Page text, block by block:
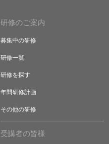
研修のご案内
募集中の研修
研修一覧
研修を探す
年間研修計画
その他の研修
受講者の皆様